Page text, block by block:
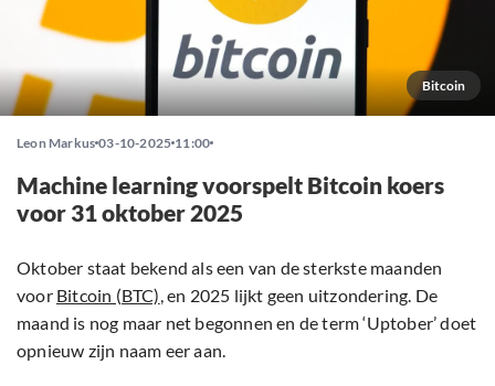
Bitcoin
Leon Markus 03-10-2025 11:00
Machine learning voorspelt Bitcoin koers
voor 31 oktober 2025
Oktober staat bekend als een van de sterkste maanden
voor Bitcoin (BTC), en 2025 lijkt geen uitzondering. De
maand is nog maar net begonnen en de term ‘Uptober’ doet
opnieuw zijn naam eer aan.